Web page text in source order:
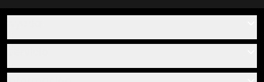
Sobre nosotros